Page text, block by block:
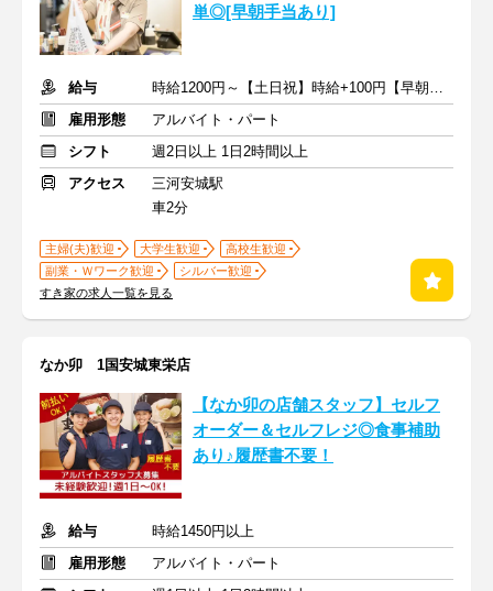
単◎[早朝手当あり]
給与
時給1200円～【土日祝】時給+100円【早朝】時給+150円
雇用形態
アルバイト・パート
シフト
週2日以上 1日2時間以上
アクセス
三河安城駅
車2分
主婦(夫)歓迎 大学生歓迎
高校生歓迎
副業・Ｗワーク歓迎
シルバー歓迎
すき家の求人一覧を見る
なか卯 1国安城東栄店
【なか卯の店舗スタッフ】セルフ
オーダー＆セルフレジ◎食事補助
あり♪履歴書不要！
給与
時給1450円以上
雇用形態
アルバイト・パート